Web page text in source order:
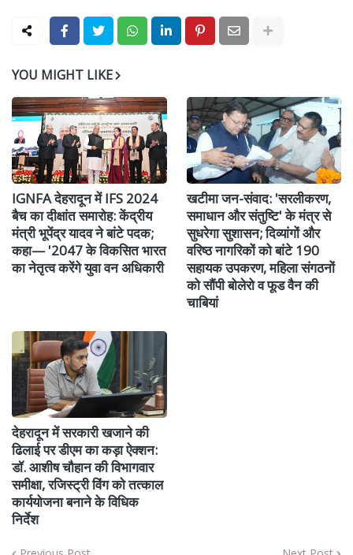
YOU MIGHT LIKE
IGNFA देहरादून में IFS 2024
बैच का दीक्षांत समारोह: केंद्रीय
मंत्री भूपेंद्र यादव ने बांटे पदक;
कहा— '2047 के विकसित भारत
का नेतृत्व करेंगे युवा वन अधिकारी
खटीमा जन-संवाद: 'सरलीकरण,
समाधान और संतुष्टि' के मंत्र से
सुधरेगा सुशासन; दिव्यांगों और
वरिष्ठ नागरिकों को बांटे 190
सहायक उपकरण, महिला संगठनों
को सौंपी बोलेरो व फूड वैन की
चाबियां
देहरादून में सरकारी खजाने की
ढिलाई पर डीएम का कड़ा ऐक्शन:
डॉ. आशीष चौहान की विभागवार
समीक्षा, रजिस्ट्री विंग को तत्काल
कार्ययोजना बनाने के विधिक
निर्देश